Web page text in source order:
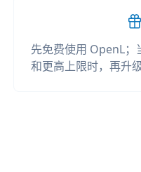
先免费使用 OpenL；
和更高上限时，再升级